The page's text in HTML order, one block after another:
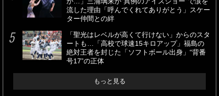
流した理由「呼んでくれてありがとう」スケー
ター仲間との絆
「聖光はレベルが高くて行けない」からのスタ
ートも…「高校で球速15キロアップ」福島の
絶対王者を封じた「ソフトボール出身」“背番
号17”の正体
もっと見る